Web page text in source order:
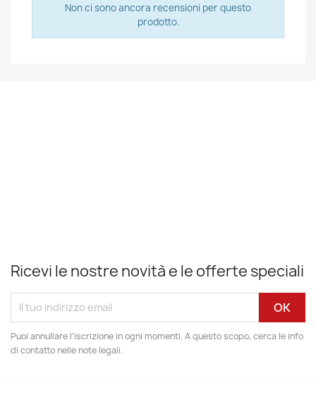
Non ci sono ancora recensioni per questo
prodotto.
Ricevi le nostre novità e le offerte speciali
Puoi annullare l'iscrizione in ogni momenti. A questo scopo, cerca le info
di contatto nelle note legali.